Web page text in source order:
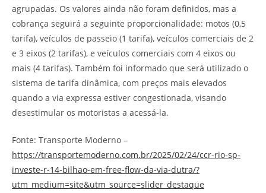
agrupadas. Os valores ainda não foram definidos, mas a
cobrança seguirá a seguinte proporcionalidade: motos (0,5
tarifa), veículos de passeio (1 tarifa), veículos comerciais de 2
e 3 eixos (2 tarifas), e veículos comerciais com 4 eixos ou
mais (4 tarifas). Também foi informado que será utilizado o
sistema de tarifa dinâmica, com preços mais elevados
quando a via expressa estiver congestionada, visando
desestimular os motoristas a acessá-la.
Fonte: Transporte Moderno –
https://transportemoderno.com.br/2025/02/24/ccr-rio-sp-
investe-r-14-bilhao-em-free-flow-da-via-dutra/?
utm_medium=site&utm_source=slider_destaque